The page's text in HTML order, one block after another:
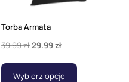
Torba Armata
39.99zł29.99zł
Wybierz opcje